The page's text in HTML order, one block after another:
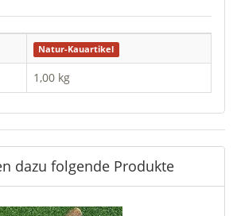
Natur-Kauartikel
1,00 kg
dazu folgende Produkte